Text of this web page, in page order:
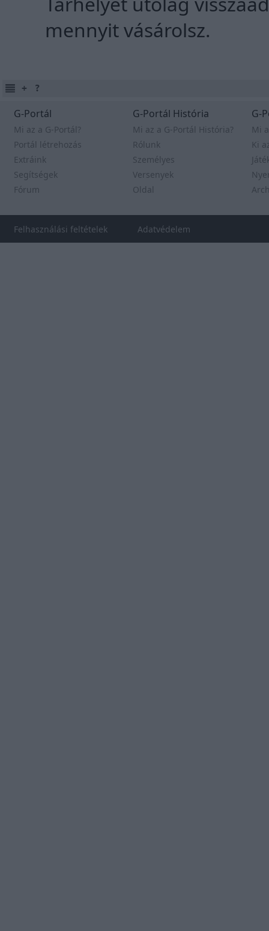
mennyit vásárolsz.
G-Portál
Mi az a G-Portál?
Portál létrehozás
Extráink
Segítségek
Fórum
G-Portál História
Mi az a G-Portál História?
Rólunk
Személyes
Versenyek
Oldal
G-
Mi
Ki
Felhasználási feltételek Adatvédelem